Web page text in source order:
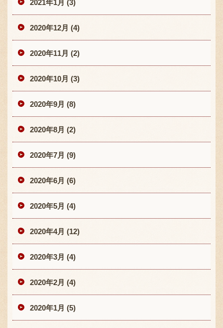
2021年1月 (3)
2020年12月 (4)
2020年11月 (2)
2020年10月 (3)
2020年9月 (8)
2020年8月 (2)
2020年7月 (9)
2020年6月 (6)
2020年5月 (4)
2020年4月 (12)
2020年3月 (4)
2020年2月 (4)
2020年1月 (5)